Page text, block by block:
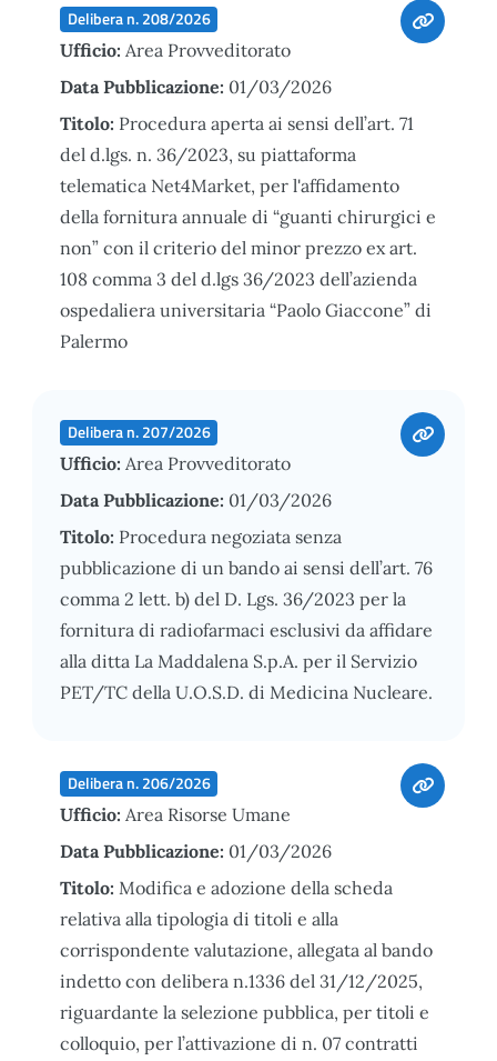
Delibera n. 208/2026
Ufficio: Area Provveditorato
Data Pubblicazione: 01/03/2026
Titolo: Procedura aperta ai sensi dell’art. 71
del d.lgs. n. 36/2023, su piattaforma
telematica Net4Market, per l'affidamento
della fornitura annuale di “guanti chirurgici e
non” con il criterio del minor prezzo ex art.
108 comma 3 del d.lgs 36/2023 dell’azienda
ospedaliera universitaria “Paolo Giaccone” di
Palermo
Delibera n. 207/2026
Ufficio: Area Provveditorato
Data Pubblicazione: 01/03/2026
Titolo: Procedura negoziata senza
pubblicazione di un bando ai sensi dell’art. 76
comma 2 lett. b) del D. Lgs. 36/2023 per la
fornitura di radiofarmaci esclusivi da affidare
alla ditta La Maddalena S.p.A. per il Servizio
PET/TC della U.O.S.D. di Medicina Nucleare.
Delibera n. 206/2026
Ufficio: Area Risorse Umane
Data Pubblicazione: 01/03/2026
Titolo: Modifica e adozione della scheda
relativa alla tipologia di titoli e alla
corrispondente valutazione, allegata al bando
indetto con delibera n.1336 del 31/12/2025,
riguardante la selezione pubblica, per titoli e
colloquio, per l’attivazione di n. 07 contratti